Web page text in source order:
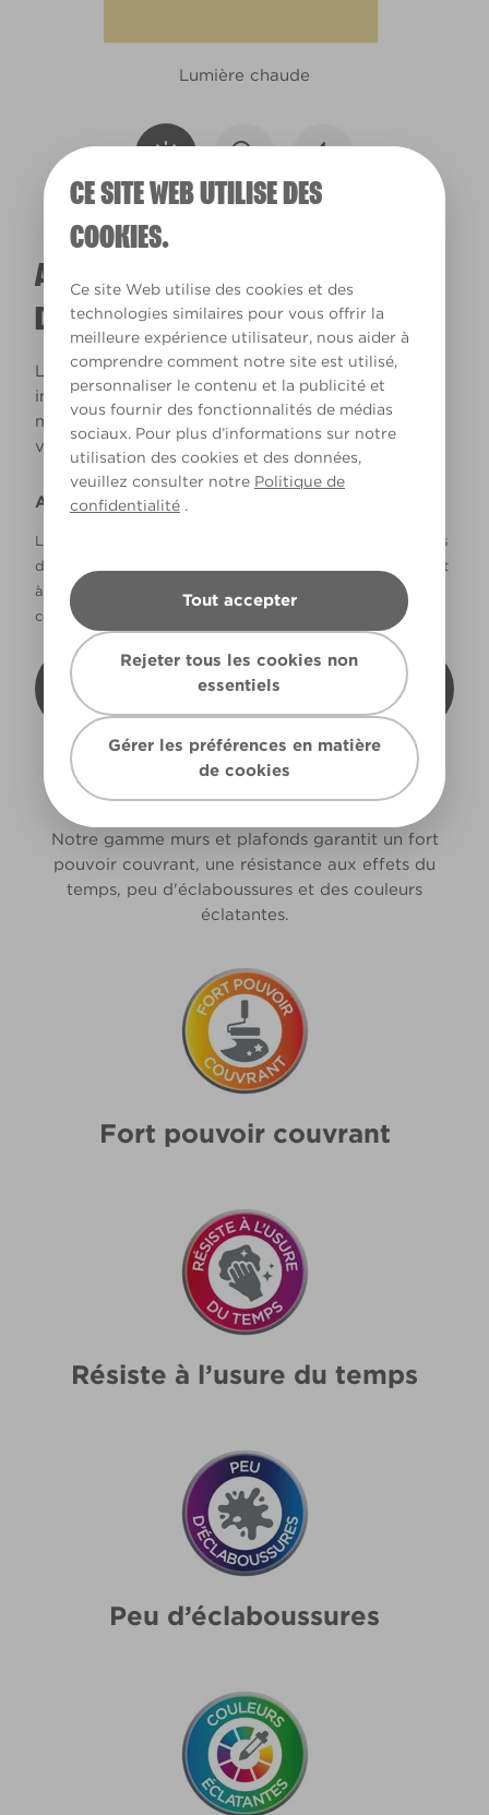
CE SITE WEB UTILISE DES
COOKIES.
Ce site Web utilise des cookies et des
technologies similaires pour vous offrir la
meilleure expérience utilisateur, nous aider à
comprendre comment notre site est utilisé,
personnaliser le contenu et la publicité et
vous fournir des fonctionnalités de médias
sociaux. Pour plus d’informations sur notre
utilisation des cookies et des données,
veuillez consulter notre Politique de
confidentialité .
Tout accepter
Rejeter tous les cookies non
essentiels
Gérer les préférences en matière
de cookies
Lumière chaude
A QUOI RESSEMBLERA CETTE COULEUR
DANS VOTRE MAISON ?
La lumière naturelle et l’éclairage jouent un rôle
important sur le rendu des couleurs dans votre
maison. Utilisez cet outil pour voir le rendu de
votre couleur en fonction de la lumière.
Avertissement
La façon dont les couleurs s’affichent varie selon les écrans
d’ordinateur et les imprimantes. Les couleurs qui s’affichent
à l’écran et les couleurs imprimées peuvent ne pas
correspondre à la couleur réelle de la peinture.
Recevoir cette carte de couleur à mon
PEINDRE EN TOUTE SÉRÉNITÉ
Notre gamme murs et plafonds garantit un fort
pouvoir couvrant, une résistance aux effets du
temps, peu d'éclaboussures et des couleurs
éclatantes.
Fort pouvoir couvrant
Résiste à l’usure du temps
Peu d’éclaboussures